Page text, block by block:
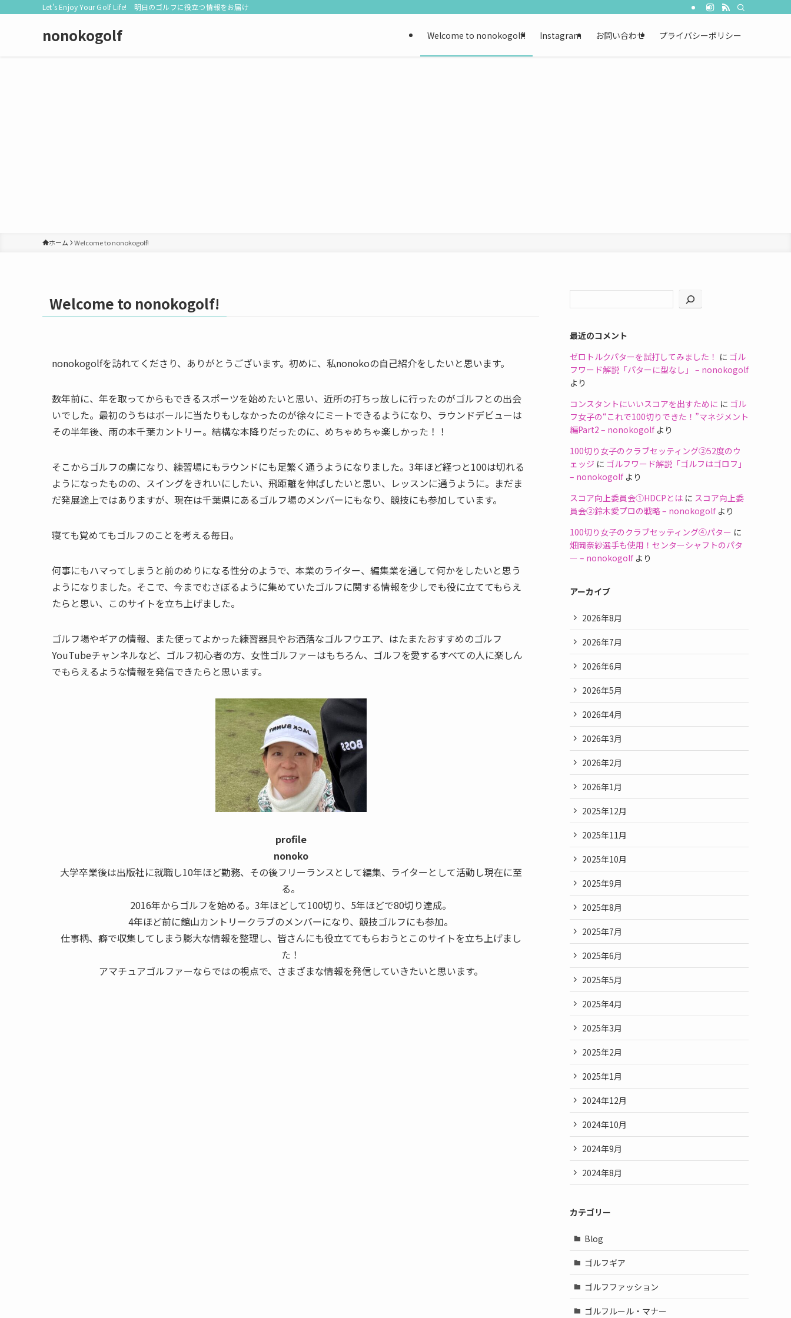
Let's Enjoy Your Golf Life! 明日のゴルフに役立つ情報をお届け
nonokogolf Welcome to nonokogolf! Instagram お問い合わせ プライバシーポリシー
ホーム Welcome to nonokogolf!
Welcome to nonokogolf!
nonokogolfを訪れてくださり、ありがとうございます。初めに、私nonokoの自己紹介をしたいと思います。
数年前に、年を取ってからもできるスポーツを始めたいと思い、近所の打ちっ放しに行ったのがゴルフとの出会
いでした。最初のうちはボールに当たりもしなかったのが徐々にミートできるようになり、ラウンドデビューは
その半年後、雨の本千葉カントリー。結構な本降りだったのに、めちゃめちゃ楽しかった！！
そこからゴルフの虜になり、練習場にもラウンドにも足繁く通うようになりました。3年ほど経つと100は切れる
ようになったものの、スイングをきれいにしたい、飛距離を伸ばしたいと思い、レッスンに通うように。まだま
だ発展途上ではありますが、現在は千葉県にあるゴルフ場のメンバーにもなり、競技にも参加しています。
寝ても覚めてもゴルフのことを考える毎日。
何事にもハマってしまうと前のめりになる性分のようで、本業のライター、編集業を通して何かをしたいと思う
ようになりました。そこで、今までむさぼるように集めていたゴルフに関する情報を少しでも役に立ててもらえ
たらと思い、このサイトを立ち上げました。
ゴルフ場やギアの情報、また使ってよかった練習器具やお洒落なゴルフウエア、はたまたおすすめのゴルフ
YouTubeチャンネルなど、ゴルフ初心者の方、女性ゴルファーはもちろん、ゴルフを愛するすべての人に楽しん
でもらえるような情報を発信できたらと思います。
profile
nonoko
大学卒業後は出版社に就職し10年ほど勤務、その後フリーランスとして編集、ライターとして活動し現在に至
る。
2016年からゴルフを始める。3年ほどして100切り、5年ほどで80切り達成。
4年ほど前に館山カントリークラブのメンバーになり、競技ゴルフにも参加。
仕事柄、癖で収集してしまう膨大な情報を整理し、皆さんにも役立ててもらおうとこのサイトを立ち上げまし
た！
アマチュアゴルファーならではの視点で、さまざまな情報を発信していきたいと思います。
最近のコメント
ゼロトルクパターを試打してみました！ に ゴル
フワード解説「パターに型なし」 – nonokogolf
より
コンスタントにいいスコアを出すために に ゴル
フ女子の“これで100切りできた！”マネジメント
編Part2 – nonokogolfより
100切り女子のクラブセッティング②52度のウ
ェッジ に ゴルフワード解説「ゴルフはゴロフ」
– nonokogolfより
スコア向上委員会①HDCPとは に スコア向上委
員会②鈴木愛プロの戦略 – nonokogolfより
100切り女子のクラブセッティング④パター に
畑岡奈紗選手も使用！センターシャフトのパタ
ー – nonokogolfより
アーカイブ
2026年8月
2026年7月
2026年6月
2026年5月
2026年4月
2026年3月
2026年2月
2026年1月
2025年12月
2025年11月
2025年10月
2025年9月
2025年8月
2025年7月
2025年6月
2025年5月
2025年4月
2025年3月
2025年2月
2025年1月
2024年12月
2024年10月
2024年9月
2024年8月
カテゴリー
Blog
ゴルフギア
ゴルフファッション
ゴルフルール・マナー